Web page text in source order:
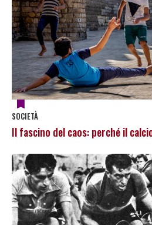
SOCIETÀ
Il fascino del caos: perché il